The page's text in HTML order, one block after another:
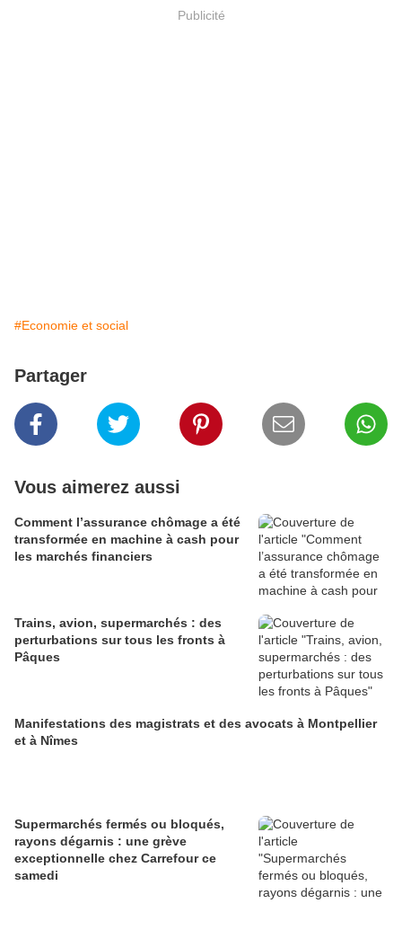
Publicité
#Economie et social
Partager
Vous aimerez aussi
Comment l’assurance chômage a été
transformée en machine à cash pour
les marchés financiers
Trains, avion, supermarchés : des
perturbations sur tous les fronts à
Pâques
Manifestations des magistrats et des avocats à Montpellier
et à Nîmes
Supermarchés fermés ou bloqués,
rayons dégarnis : une grève
exceptionnelle chez Carrefour ce
samedi